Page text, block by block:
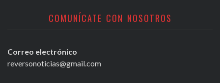
COMUNÍCATE CON NOSOTROS
Correo electrónico
reversonoticias@gmail.com